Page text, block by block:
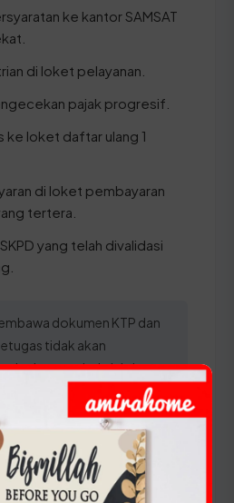
ke kantor SAMSAT
di loket pelayanan.
pajak progresif.
ke loket daftar ulang 1
di loket pembayaran
tertera.
yang telah divalidasi
dokumen KTP dan
tidak akan
saja tanpa bukti dokumen
5 Tahunan
Lampung